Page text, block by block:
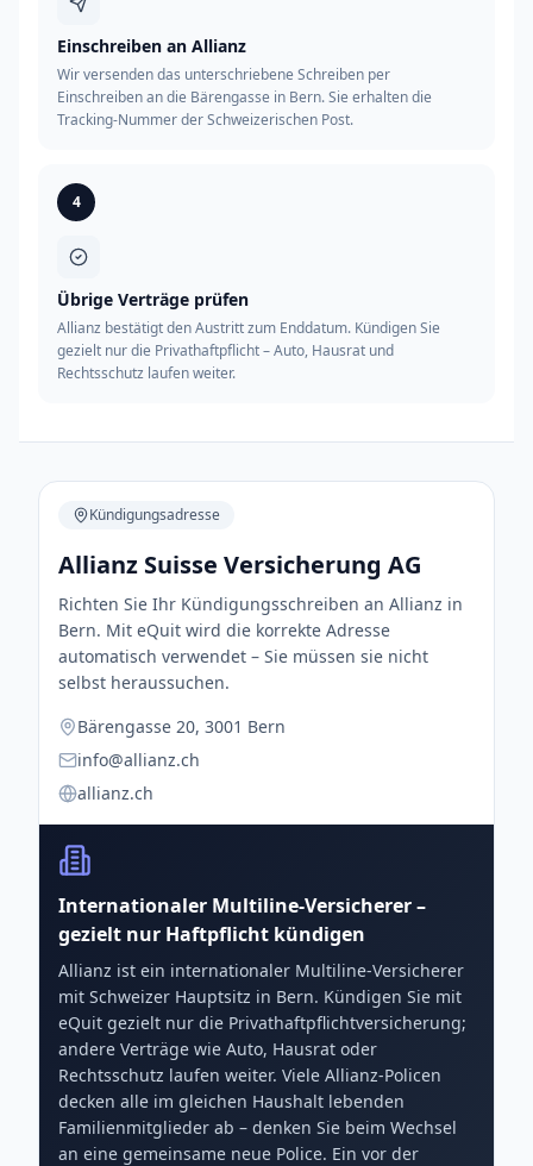
Einschreiben an Allianz
Wir versenden das unterschriebene Schreiben per
Einschreiben an die Bärengasse in Bern. Sie erhalten die
Tracking-Nummer der Schweizerischen Post.
4
Übrige Verträge prüfen
Allianz bestätigt den Austritt zum Enddatum. Kündigen Sie
gezielt nur die Privathaftpflicht – Auto, Hausrat und
Rechtsschutz laufen weiter.
Kündigungsadresse
Allianz Suisse Versicherung AG
Richten Sie Ihr Kündigungsschreiben an Allianz in
Bern. Mit eQuit wird die korrekte Adresse
automatisch verwendet – Sie müssen sie nicht
selbst heraussuchen.
Bärengasse 20, 3001 Bern
info@allianz.ch
allianz.ch
Internationaler Multiline-Versicherer –
gezielt nur Haftpflicht kündigen
Allianz ist ein internationaler Multiline-Versicherer
mit Schweizer Hauptsitz in Bern. Kündigen Sie mit
eQuit gezielt nur die Privathaftpflichtversicherung;
andere Verträge wie Auto, Hausrat oder
Rechtsschutz laufen weiter. Viele Allianz-Policen
decken alle im gleichen Haushalt lebenden
Familienmitglieder ab – denken Sie beim Wechsel
an eine gemeinsame neue Police. Ein vor der